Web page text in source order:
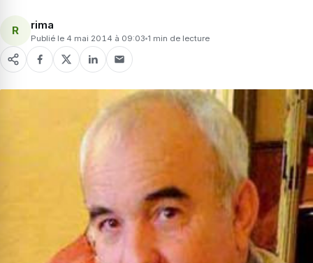
R rima
Publié le 4 mai 2014 à 09:03 1 min de lecture